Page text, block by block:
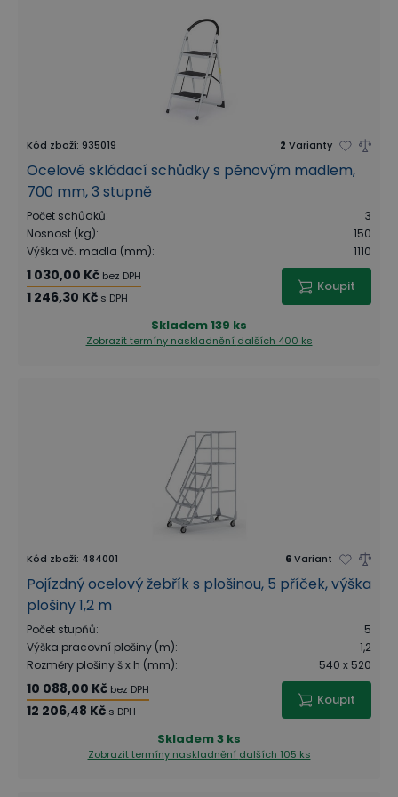
Kód zboží: 935019 2 Varianty
Ocelové skládací schůdky s pěnovým madlem,
700 mm, 3 stupně
Počet schůdků:
3
Nosnost (kg):
150
Výška vč. madla (mm): 1110
1 030,00 Kč bez DPH
1 246,30 Kč s DPH
Koupit
Skladem139 ks
Zobrazit termíny naskladnění dalších 400 ks
Kód zboží: 484001 6Variant
Pojízdný ocelový žebřík s plošinou, 5 příček, výška
plošiny 1,2 m
Počet stupňů:
5
Výška pracovní plošiny (m):
1,2
Rozměry plošiny š x h (mm): 540 x 520
10 088,00 Kč bez DPH
12 206,48 Kč s DPH
Koupit
Skladem3 ks
Zobrazit termíny naskladnění dalších 105 ks